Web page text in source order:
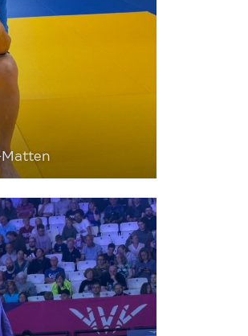
Matten